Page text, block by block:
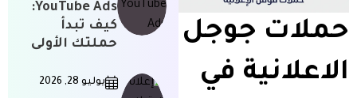
حملات جوجل
الاعلانية في
YouTube Ads:
كيف تبدأ
حملتك الأولى
يوليو 28, 2026